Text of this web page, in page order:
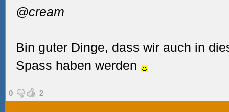
@cream
Bin guter Dinge, dass wir auch in
Spass haben werden
0 2